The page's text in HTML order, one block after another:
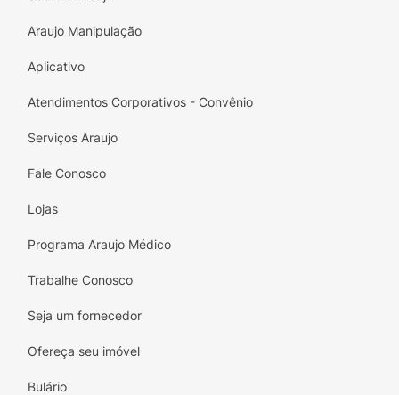
Araujo Manipulação
Aplicativo
Atendimentos Corporativos - Convênio
Serviços Araujo
Fale Conosco
Lojas
Programa Araujo Médico
Trabalhe Conosco
Seja um fornecedor
Ofereça seu imóvel
Bulário